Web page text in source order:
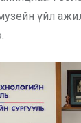
үйл